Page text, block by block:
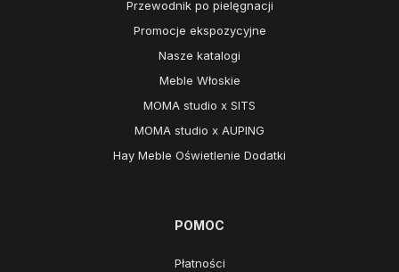
Przewodnik po pielęgnacji
Promocje ekspozycyjne
Nasze katalogi
Meble Włoskie
MOMA studio x SITS
MOMA studio x AUPING
Hay Meble Oświetlenie Dodatki
POMOC
Płatności